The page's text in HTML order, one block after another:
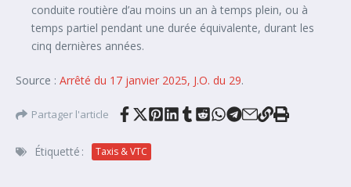
conduite routière d’au moins un an à temps plein, ou à
temps partiel pendant une durée équivalente, durant les
cinq dernières années.
Source : Arrêté du 17 janvier 2025, J.O. du 29.
Partager l'article
Étiquetté : Taxis & VTC